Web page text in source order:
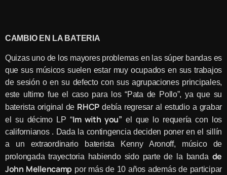
CAMBIO EN LA BATERIA
Quizas uno de los mayores problemas en las súper bandas es
que sus músicos suelen estar muy ocupados en sus trabajos
de sesión o en su defecto con sus agrupaciones principales,
este ultimo fue el caso para los “Pata de Pollo”, ya que su
baterista original de RHCP debía regresar al estudio a grabar
el su décimo LP “Im with you” el que lo requería con los
californianos . Dada la contingencia deciden poner en el sillín
a un extraordinario baterista Kenny Aronoff, músico de
prolongada trayectoria habiendo sido parte de la banda de
John Mellencamp por más de 10 años además de participar